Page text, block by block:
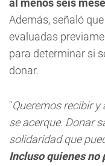
al menos seis
Además, señaló
evaluadas
para determinar si
donar.
"Queremos recibir
se acerque. Donar
solidaridad que
Incluso quienes no